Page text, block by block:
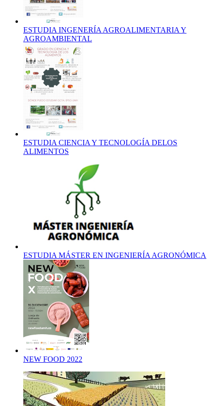
ESTUDIA INGENERÍA AGROALIMENTARIA Y
AGROAMBIENTAL
ESTUDIA CIENCIA Y TECNOLOGÍA DELOS
ALIMENTOS
ESTUDIA MÁSTER EN INGENIERÍA AGRONÓMICA
NEW FOOD 2022